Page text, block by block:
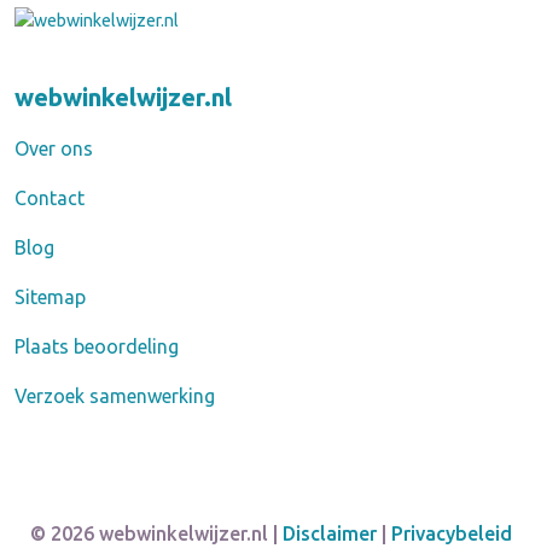
webwinkelwijzer.nl
Over ons
Contact
Blog
Sitemap
Plaats beoordeling
Verzoek samenwerking
© 2026 webwinkelwijzer.nl | Disclaimer| Privacybeleid